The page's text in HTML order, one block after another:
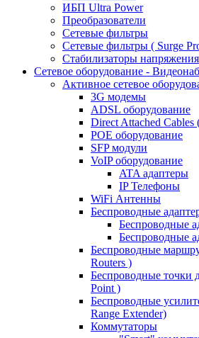
ИБП Ultra Power
Преобразователи
Сетевые фильтры
Сетевые фильтры ( Surge
Стабилизаторы напряжения
Сетевое оборудование -
Активное сетевое
3G модемы
ADSL оборудование
Direct Attached Cables
POE оборудование
SFP модули
VoIP оборудование
ATA адаптеры
IP Телефоны
WiFi Антенны
Беспроводные
Беспроводные
Беспроводные
Беспроводные
Routers )
Беспроводные точки
Point )
Беспроводные
Range Extender)
Коммутаторы